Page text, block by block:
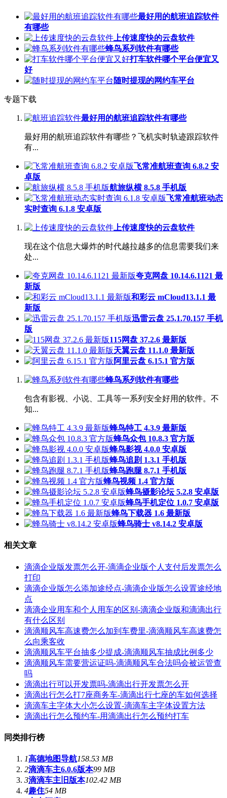
最好用的航班追踪软件
有哪些
上传速度快的云盘软件
蜂鸟系列软件有哪些
打车软件哪个平台便宜又
好
随时提现的网约车平台
专题下载
最好用的航班追踪软件有哪些
最好用的航班追踪软件有哪些？飞机实时轨迹跟踪软件
有...
飞常准航班查询 6.8.2 安
卓版
航旅纵横 8.5.8 手机版
飞常准航班动态
实时查询 6.1.8 安卓版
上传速度快的云盘软件
现在这个信息大爆炸的时代越拉越多的信息需要我们来
处...
夸克网盘 10.14.6.1121 最
新版
和彩云 mCloud13.1.1 最
新版
迅雷云盘 25.1.70.157 手机
版
115网盘 37.2.6 最新版
天翼云盘 11.1.0 最新版
阿里云盘 6.15.1 官方版
蜂鸟系列软件有哪些
包含有影视、小说、工具等一系列安全好用的软件。不
知...
蜂鸟特工 4.3.9 最新版
蜂鸟众包 10.8.3 官方版
蜂鸟影视 4.0.0 安卓版
蜂鸟追剧 1.3.1 手机版
蜂鸟跑腿 8.7.1 手机版
蜂鸟视频 1.4 官方版
蜂鸟摄影论坛 5.2.8 安卓版
蜂鸟手机定位 1.0.7 安卓版
蜂鸟下载器 1.6 最新版
蜂鸟骑士 v8.14.2 安卓版
相关文章
滴滴企业版发票怎么开-滴滴企业版个人支付后发票怎么
打印
滴滴企业版怎么添加途经点-滴滴企业版怎么设置途经地
点
滴滴企业用车和个人用车的区别-滴滴企业版和滴滴出行
有什么区别
滴滴顺风车高速费怎么加到车费里-滴滴顺风车高速费怎
么向乘客收
滴滴顺风车平台抽多少提成-滴滴顺风车抽成比例多少
滴滴顺风车需要营运证吗-滴滴顺风车合法吗会被运管查
吗
滴滴出行可以开发票吗-滴滴出行开发票怎么开
滴滴出行怎么打7座商务车-滴滴出行七座的车如何选择
滴滴车主字体大小怎么设置-滴滴车主字体设置方法
滴滴出行怎么预约车-用滴滴出行怎么预约打车
同类排行榜
1高德地图导航158.53 MB
2滴滴车主6.0.6版本99 MB
3滴滴车主旧版本102.42 MB
4趣住54 MB